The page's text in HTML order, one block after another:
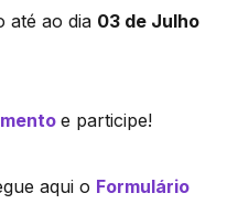
até ao dia 03 de Julho
e participe!
aqui o Formulário